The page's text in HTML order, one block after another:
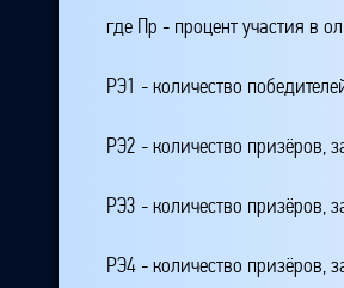
где Пр - процент участия в
РЭ1 - количество
РЭ2 - количество призёров,
РЭ3 - количество призёров,
РЭ4 - количество призёров,